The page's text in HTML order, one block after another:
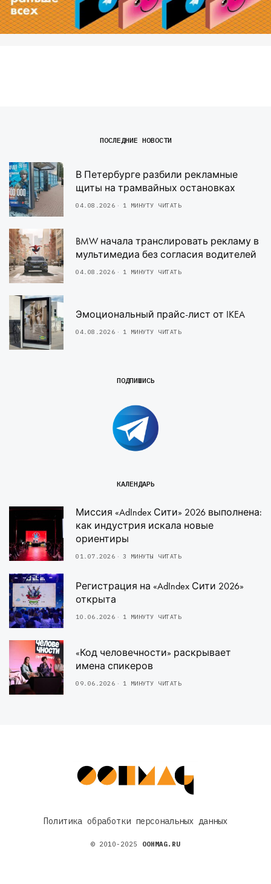
ПОСЛЕДНИЕ НОВОСТИ
В Петербурге разбили рекламные
щиты на трамвайных остановках
04.08.2026 1 МИНУТУ ЧИТАТЬ
BMW начала транслировать рекламу в
мультимедиа без согласия водителей
04.08.2026 1 МИНУТУ ЧИТАТЬ
Эмоциональный прайс-лист от IKEA
04.08.2026 1 МИНУТУ ЧИТАТЬ
ПОДПИШИСЬ
КАЛЕНДАРЬ
Миссия «AdIndex Сити» 2026 выполнена:
как индустрия искала новые
ориентиры
01.07.2026 3 МИНУТЫ ЧИТАТЬ
Регистрация на «AdIndex Сити 2026»
открыта
10.06.2026 1 МИНУТУ ЧИТАТЬ
«Код человечности» раскрывает
имена спикеров
09.06.2026 1 МИНУТУ ЧИТАТЬ
Политика обработки персональных данных
© 2010-2025 OOHMAG.RU